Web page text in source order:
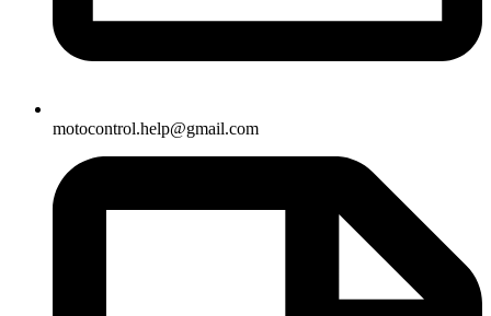
motocontrol.help@gmail.com